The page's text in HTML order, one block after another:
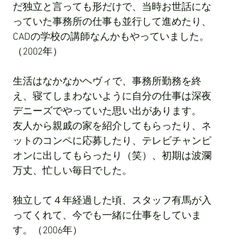
だ独立と言っても形だけで、当時お世話にな
っていた事務所の仕事も並行して進めたり、
CADの学校の講師なんかもやっていました。
（2002年）
生活はなかなかヘヴィで、事務所勤務を終
え、寝てしまわないように自分の仕事は深夜
デニーズでやっていた思い出があります。
友人から親戚の家を紹介してもらったり、ネ
ットのコンペに応募したり、テレビチャンピ
オンに出してもらったり（笑）、初期は波瀾
万丈、忙しい毎日でした。
独立して４年経過した頃、スタッフ有馬が入
ってくれて、今でも一緒に仕事をしていま
す。（2006年）